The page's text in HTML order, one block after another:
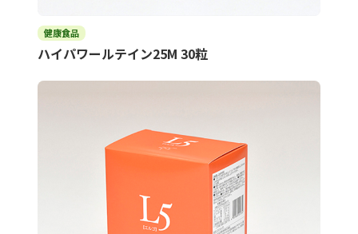
健康食品
ハイパワールテイン25M 30粒